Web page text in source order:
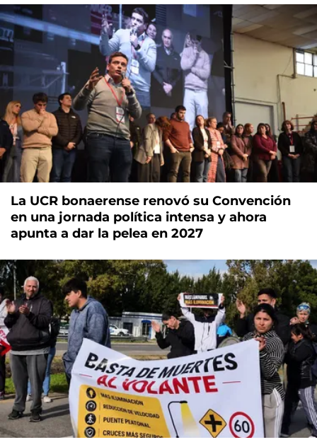
La UCR bonaerense renovó su Convención
en una jornada política intensa y ahora
apunta a dar la pelea en 2027